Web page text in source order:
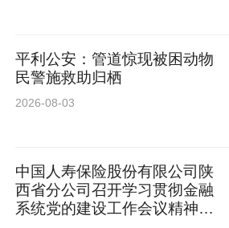
平利公安：管道惊现被困动物
民警施救助归栖
2026-08-03
中国人寿保险股份有限公司陕
西省分公司召开学习贯彻金融
系统党的建设工作会议精神暨